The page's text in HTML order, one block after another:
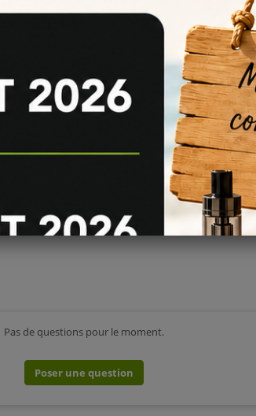
saveur boisson énergétique : dosage,
Do it Yourself ?
votre Arôme diy Boisson Monster Vert et en
sont disponibles dans notre rubrique
Pas de questions pour le moment.
Poser une question